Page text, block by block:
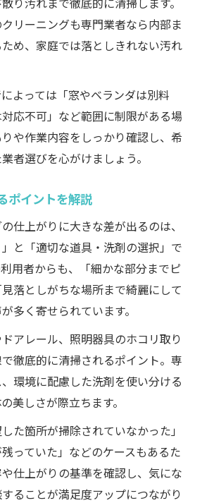
リーニングも専門業者なら内部ま
め、家庭では落としきれない汚れ
よっては「窓やベランダは別料
応不可」など範囲に制限がある場
や作業内容をしっかり確認し、希
者選びを心がけましょう。
ポイントを解説
仕上がりに大きな差が出るのは、
」と「適切な道具・洗剤の選択」で
用者からも、「細かな部分までピ
落としがちな場所まで綺麗にして
多く寄せられています。
アレール、照明器具のホコリ取り
徹底的に清掃されるポイント。専
環境に配慮した洗剤を使い分ける
美しさが際立ちます。
た箇所が掃除されていなかった」
残っていた」などのケースもあるた
仕上がりの基準を確認し、気にな
ることが満足度アップにつながり